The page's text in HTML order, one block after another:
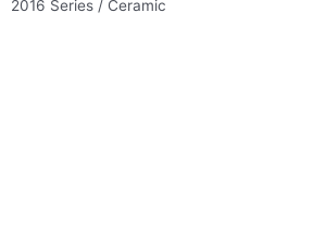
2016 Series / Ceramic